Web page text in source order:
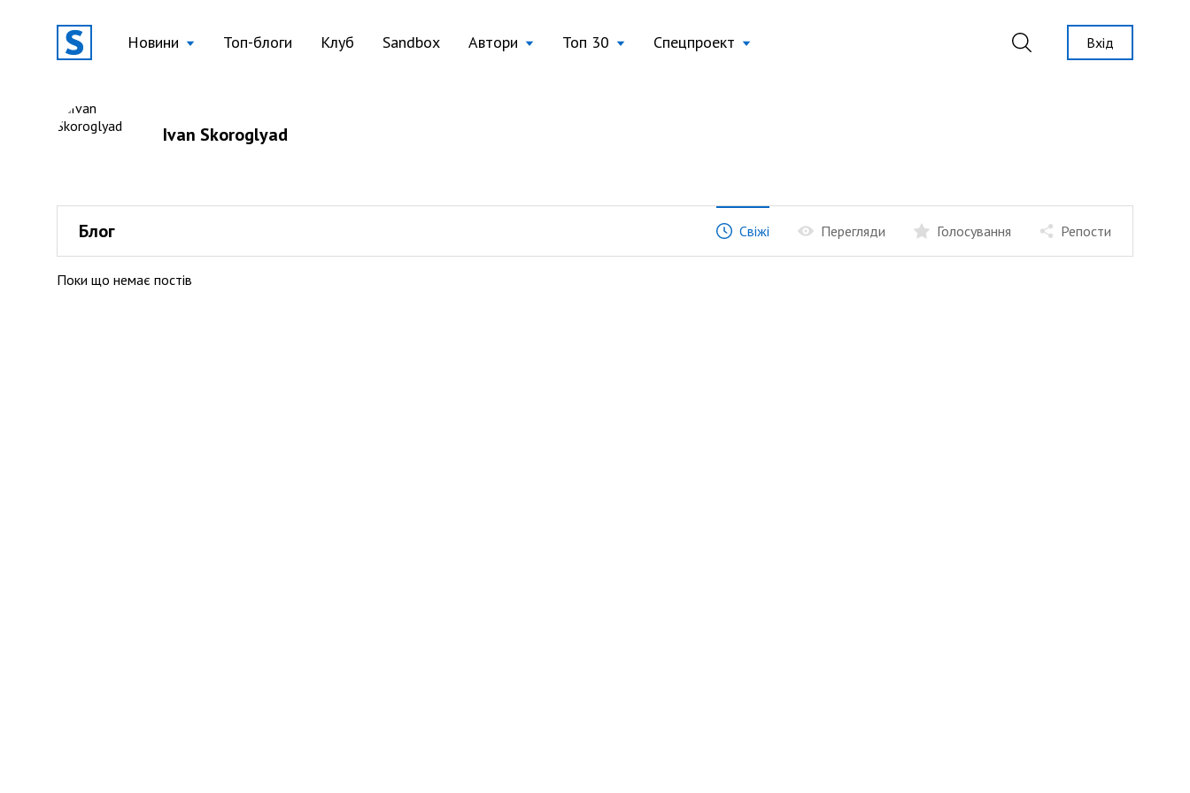
Новини Топ-блоги Клуб Sandbox Автори Топ 30 Спецпроект Вхід
Ivan Skoroglyad
Блог Свіжі Перегляди Голосування Репости
Поки що немає постів